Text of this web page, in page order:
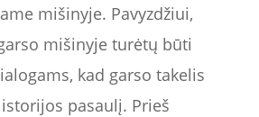
mišinyje. Pavyzdžiui,
mišinyje turėtų būti
kad garso takelis
pasaulį. Prieš